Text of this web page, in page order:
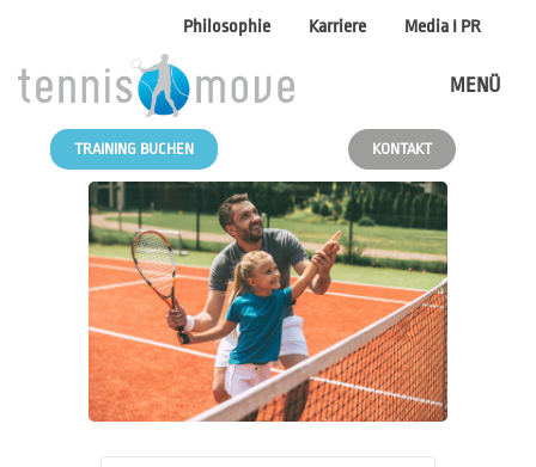
Philosophie Karriere Media I PR
MENÜ
TRAINING BUCHEN KONTAKT